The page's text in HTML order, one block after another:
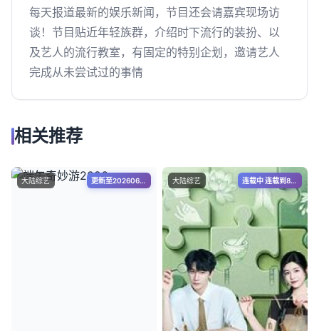
每天报道最新的娱乐新闻，节目还会请嘉宾现场访
谈！节目贴近年轻族群，介绍时下流行的装扮、以
及艺人的流行教室，有固定的特别企划，邀请艺人
完成从未尝试过的事情
相关推荐
大陆综艺 更新至20260618期 大陆综艺 连载中 连载到8期